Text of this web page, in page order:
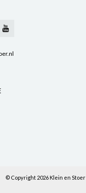
© Copyright 2026 Klein en Stoer